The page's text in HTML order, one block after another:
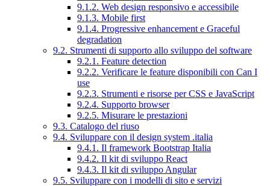
9.1.2. Web design responsivo e accessibile
9.1.3. Mobile first
9.1.4. Progressive enhancement e Graceful
degradation
9.2. Strumenti di supporto allo sviluppo del software
9.2.1. Feature detection
9.2.2. Verificare le feature disponibili con Can I
use
9.2.3. Strumenti e risorse per CSS e JavaScript
9.2.4. Supporto browser
9.2.5. Misurare le prestazioni
9.3. Catalogo del riuso
9.4. Sviluppare con il design system .italia
9.4.1. Il framework Bootstrap Italia
9.4.2. Il kit di sviluppo React
9.4.3. Il kit di sviluppo Angular
9.5. Sviluppare con i modelli di sito e servizi